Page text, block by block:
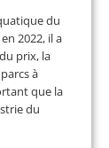
du
2022, il a
prix, la
à
que la
du